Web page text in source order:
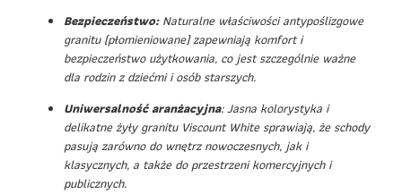
Bezpieczeństwo:Naturalne właściwości antypoślizgowe
granitu (płomieniowane) zapewniają komfort i
bezpieczeństwo użytkowania, co jest szczególnie ważne
dla rodzin z dziećmi i osób starszych.
Uniwersalność aranżacyjna: Jasna kolorystyka i
delikatne żyły granitu Viscount White sprawiają, że schody
pasują zarówno do wnętrz nowoczesnych, jak i
klasycznych, a także do przestrzeni komercyjnych i
publicznych.